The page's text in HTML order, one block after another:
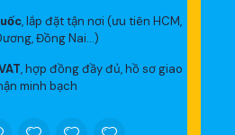
, lắp đặt tận nơi (ưu tiên HCM,
Đồng Nai…)
, hợp đồng đầy đủ, hồ sơ giao
minh bạch